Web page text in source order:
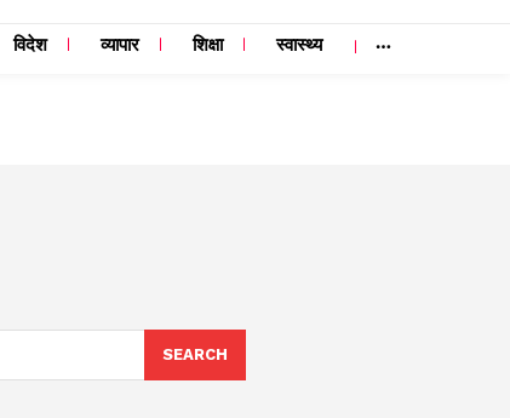
विदेश व्यापार शिक्षा स्वास्थ्य
SEARCH